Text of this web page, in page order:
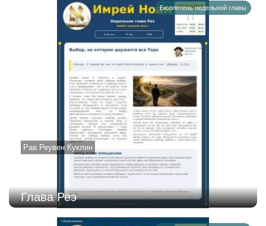
Бюллетень недельной главы
Рав Реувен Куклин
Глава Реэ